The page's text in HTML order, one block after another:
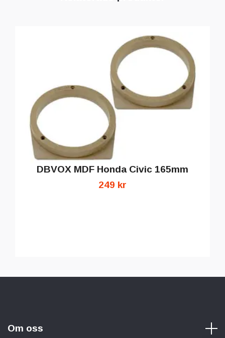
DBVOX MDF Honda Civic 165mm
249 kr
Om oss